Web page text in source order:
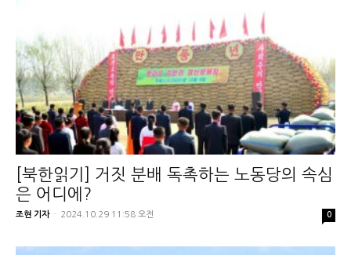
[북한읽기] 거짓 분배 독촉하는 노동당의 속심
은 어디에?
조현 기자 - 2024.10.29 11:58 오전 0